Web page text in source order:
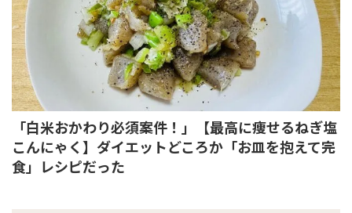
「白米おかわり必須案件！」【最高に痩せるねぎ塩
こんにゃく】ダイエットどころか「お皿を抱えて完
食」レシピだった